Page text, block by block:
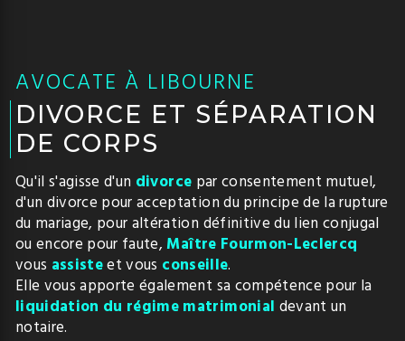
AVOCATE À LIBOURNE
DIVORCE ET SÉPARATION
DE CORPS
Qu'il s'agisse d'un divorce par consentement mutuel,
d'un divorce pour acceptation du principe de la rupture
du mariage, pour altération définitive du lien conjugal
ou encore pour faute, Maître Fourmon-Leclercq
vous assisteet vous conseille.
Elle vous apporte également sa compétence pour la
liquidation du régime matrimonial devant un
notaire.